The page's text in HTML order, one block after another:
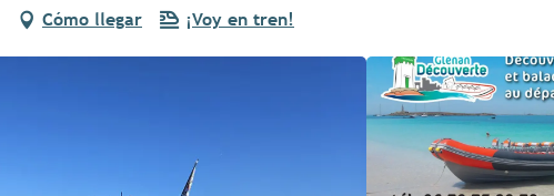
Cómo llegar ¡Voy en tren!